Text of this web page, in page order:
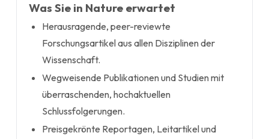
Was Sie in Nature erwartet
Herausragende, peer-reviewte
Forschungsartikel aus allen Disziplinen der
Wissenschaft.
Wegweisende Publikationen und Studien mit
überraschenden, hochaktuellen
Schlussfolgerungen.
Preisgekrönte Reportagen, Leitartikel und